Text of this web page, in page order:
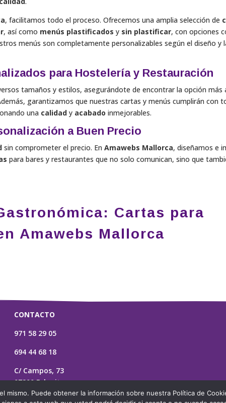
, facilitamos todo el proceso. Ofrecemos una amplia selección de
, así como menús plastificados y sin plastificar, con opciones
menús son completamente personalizables según el diseño y
para Hostelería y Restauración
tamaños y estilos, asegurándote de encontrar la opción más
garantizamos que nuestras cartas y menús cumplirán con
una calidady acabado inmejorables.
a Buen Precio
sin comprometer el precio. En Amawebs Mallorca, diseñamos e
para bares y restaurantes que no solo comunican, sino que
Cartas para
Amawebs Mallorca
CONTACTO
971 58 29 05
694 44 68 18
C/ Campos, 73
07200 Felanitx
Puede obtener la información sobre nuestra Política de